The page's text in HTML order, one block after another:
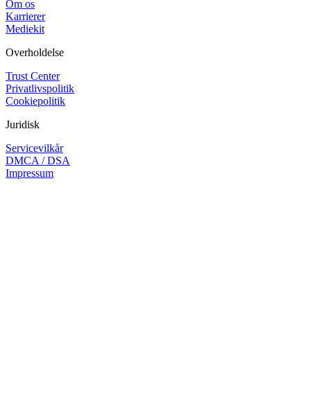
Om os
Karrierer
Mediekit
Overholdelse
Trust Center
Privatlivspolitik
Cookiepolitik
Juridisk
Servicevilkår
DMCA / DSA
Impressum